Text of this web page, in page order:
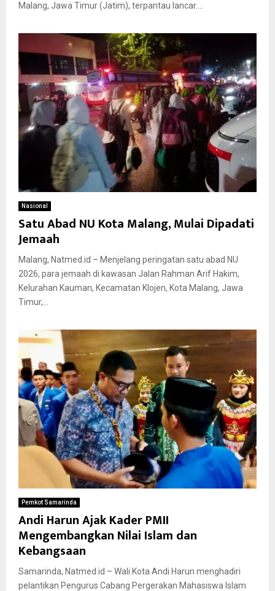
Malang, Jawa Timur (Jatim), terpantau lancar....
Nasional
Satu Abad NU Kota Malang, Mulai Dipadati
Jemaah
Malang, Natmed.id – Menjelang peringatan satu abad NU
2026, para jemaah di kawasan Jalan Rahman Arif Hakim,
Kelurahan Kauman, Kecamatan Klojen, Kota Malang, Jawa
Timur,...
Pemkot Samarinda
Andi Harun Ajak Kader PMII
Mengembangkan Nilai Islam dan
Kebangsaan
Samarinda, Natmed.id – Wali Kota Andi Harun menghadiri
pelantikan Pengurus Cabang Pergerakan Mahasiswa Islam